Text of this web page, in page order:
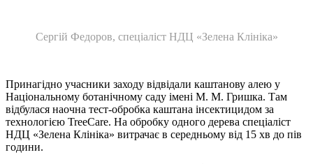
Сергій Федоров, спеціаліст НДЦ «Зелена Клініка»
Принагідно учасники заходу відвідали каштанову алею у
Національному ботанічному саду імені М. М. Гришка. Там
відбулася наочна тест-обробка каштана інсектицидом за
технологією TreeCare. На обробку одного дерева спеціаліст
НДЦ «Зелена Клініка» витрачає в середньому від 15 хв до пів
години.